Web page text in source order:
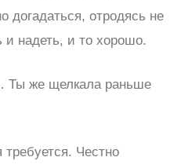
догадаться, отродясь не
и надеть, и то хорошо.
Ты же щелкала раньше
Честно